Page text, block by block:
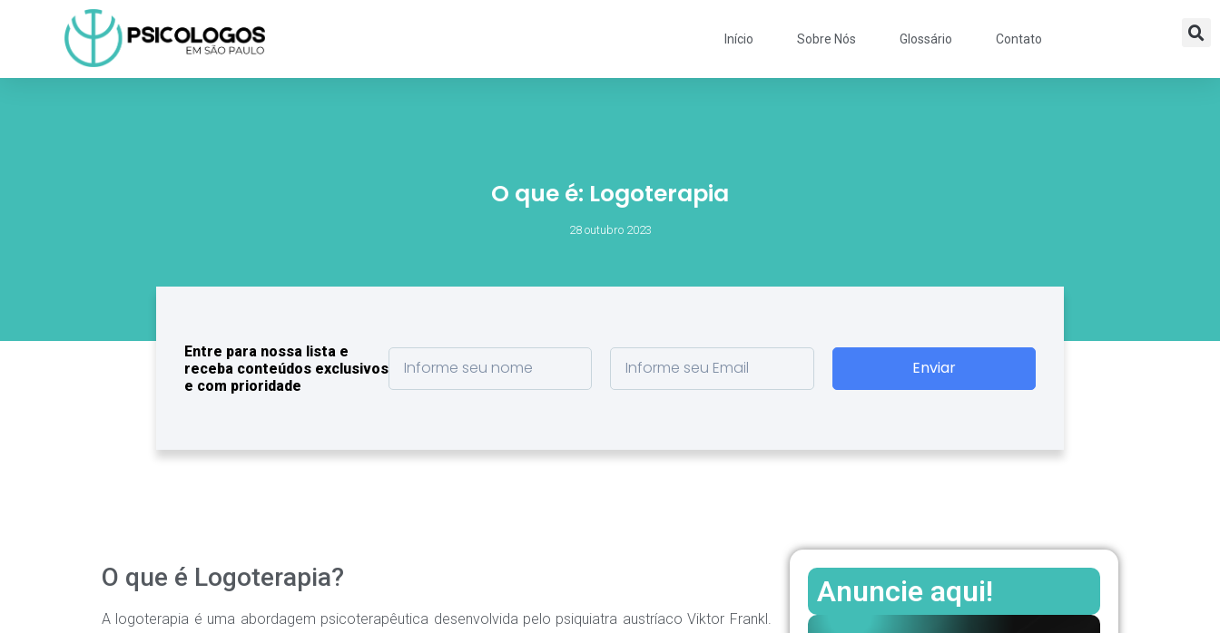
Início Sobre Nós Glossário Contato
O que é: Logoterapia
28 outubro 2023
Enviar
Entre para nossa lista e
receba conteúdos exclusivos
e com prioridade
O que é Logoterapia?
A logoterapia é uma abordagem psicoterapêutica desenvolvida pelo psiquiatra austríaco Viktor Frankl.
Anuncie aqui!